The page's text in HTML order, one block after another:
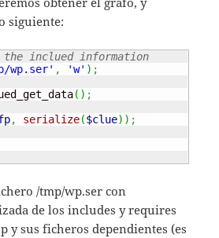
siguiente:
inclued information
wp.ser' , 'w' ) ;
( ) ;
, serialize($clue) ) ;
/tmp/wp.ser con
de los includes y requires
y sus ficheros dependientes (es